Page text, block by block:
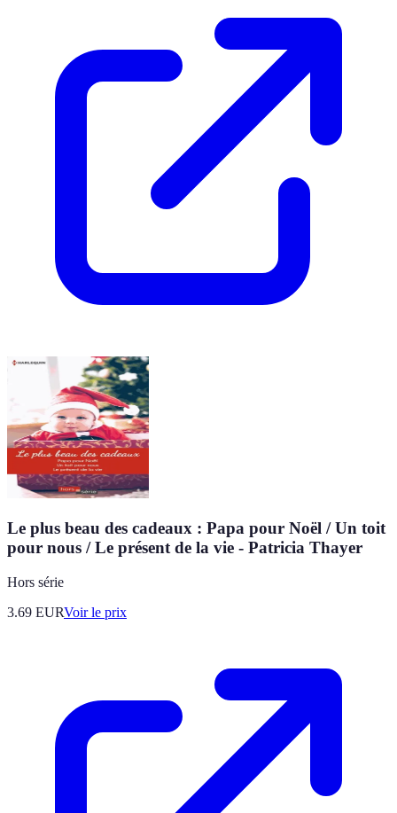
Le plus beau des cadeaux : Papa pour Noël / Un toit
pour nous / Le présent de la vie - Patricia Thayer
Hors série
3.69 EURVoir le prix